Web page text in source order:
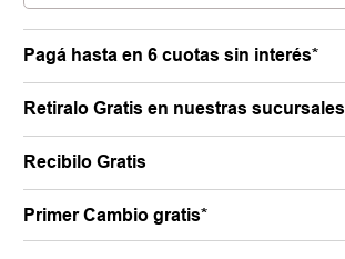
Pagá hasta en 6 cuotas sin interés*
Retiralo Gratis en nuestras sucursales
Recibilo Gratis
Primer Cambio gratis*